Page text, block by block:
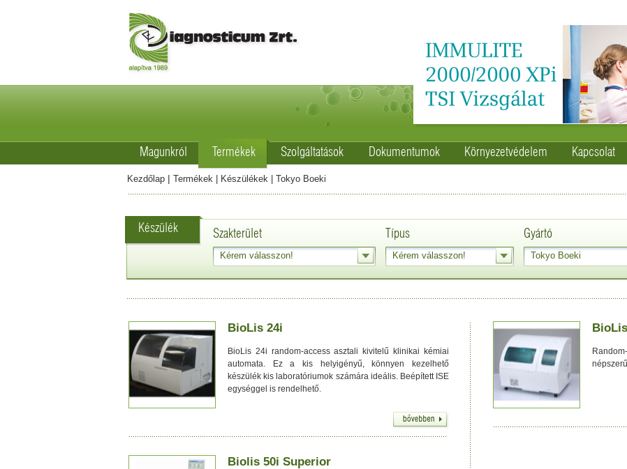
Magunkról Termékek Szolgáltatások Dokumentumok Környezetvédelem Kapcsolat
Kezdőlap | Termékek Készülékek Tokyo Boeki
Készülék Szakterület
Kérem válasszon!
Típus
Kérem válasszon!
Gyártó
Tokyo Boeki
BioLis 24i
BioLis 24i random-access asztali kivitelű klinikai kémiai
automata. Ez a kis helyigényű, könnyen kezelhető
készülék kis laboratóriumok számára ideális. Beépített ISE
egységgel is rendelhető.
Biolis 50i Superior